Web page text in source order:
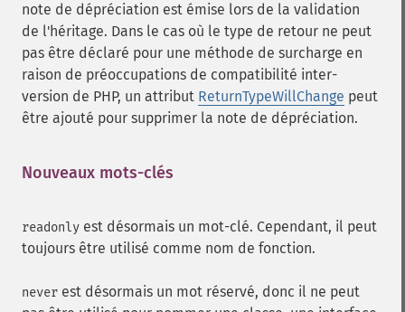
note de dépréciation est émise lors de la validation
de l'héritage. Dans le cas où le type de retour ne peut
pas être déclaré pour une méthode de surcharge en
raison de préoccupations de compatibilité inter-
version de PHP, un attribut ReturnTypeWillChange peut
être ajouté pour supprimer la note de dépréciation.
Nouveaux mots-clés
readonly est désormais un mot-clé. Cependant, il peut
toujours être utilisé comme nom de fonction.
never est désormais un mot réservé, donc il ne peut